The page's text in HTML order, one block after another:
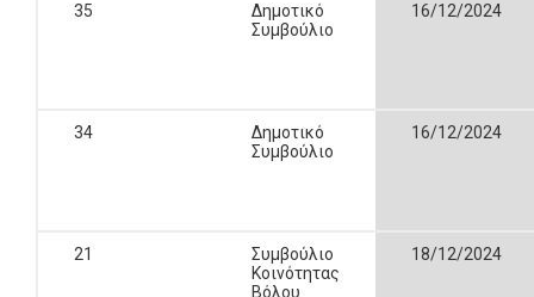
35
Δημοτικό
Συμβούλιο
16/12/2024
34
Δημοτικό
Συμβούλιο
16/12/2024
21
Συμβούλιο
Κοινότητας
Βόλου
18/12/2024